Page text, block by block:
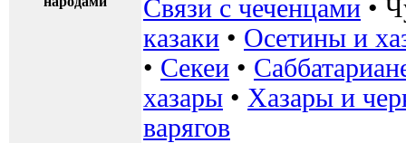
Связи с чеченцами •
казаки • Осетины и
• Секеи •
хазары • Хазары и
варягов